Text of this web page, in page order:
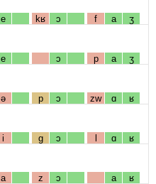
e kʁ ɔ f a ʒ
e ɔ p a ʒ
ə p ɔ zw ɑ ʁ
i g ɔ l ɑ ʁ
a z ɔ a ʁ